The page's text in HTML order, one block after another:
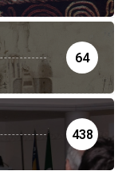
64
438